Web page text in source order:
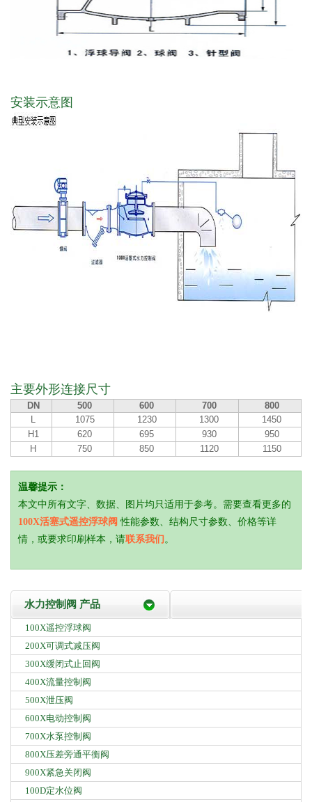
安装示意图
主要外形连接尺寸
DN 500 600 700
800
L
1075 1230 1300
1450
H1
620 695 930
950
H
750 850 1120 1150
温馨提示：
本文中所有文字、数据、图片均只适用于参考。需要查看更多的
100X活塞式遥控浮球阀性能参数、结构尺寸参数、价格等详
情，或要求印刷样本，请联系我们 。
水力控制阀 产品
100X遥控浮球阀
200X可调式减压阀
300X缓闭式止回阀
400X流量控制阀
500X泄压阀
600X电动控制阀
700X水泵控制阀
800X压差旁通平衡阀
900X紧急关闭阀
100D定水位阀